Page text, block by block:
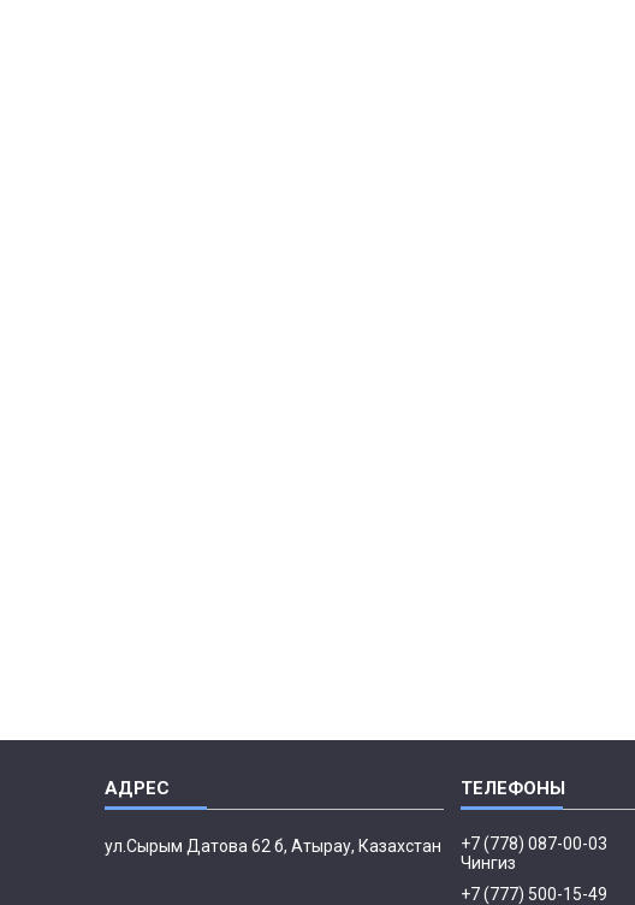
ул.Сырым Датова 62 б, Атырау, Казахстан
+7 (778) 087-00-03
Чингиз
+7 (777) 500-15-49